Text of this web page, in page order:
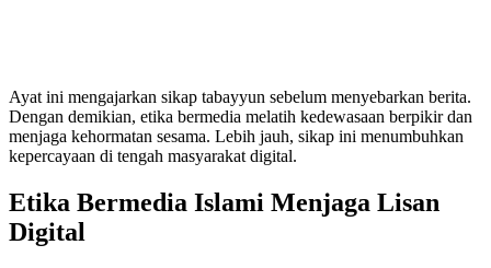
Ayat ini mengajarkan sikap tabayyun sebelum menyebarkan berita.
Dengan demikian, etika bermedia melatih kedewasaan berpikir dan
menjaga kehormatan sesama. Lebih jauh, sikap ini menumbuhkan
kepercayaan di tengah masyarakat digital.
Etika Bermedia Islami Menjaga Lisan
Digital